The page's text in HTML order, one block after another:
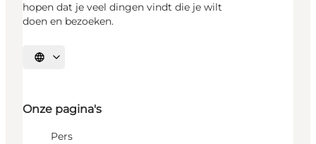
hopen dat je veel dingen vindt die je wilt
doen en bezoeken.
Selecteer taal
Onze pagina's
Pers